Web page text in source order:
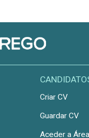
Criar CV
Guardar CV
Aceder a